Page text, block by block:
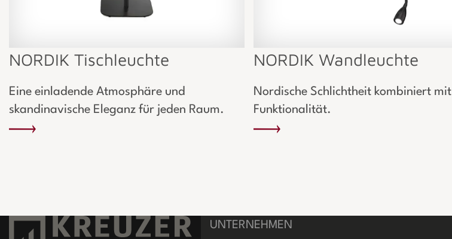
NORDIK Tischleuchte
Eine einladende Atmosphäre und
skandinavische Eleganz für jeden Raum.
NORDIK Wandleuchte
Nordische Schlichtheit kombiniert mit
Funktionalität.
UNTERNEHMEN